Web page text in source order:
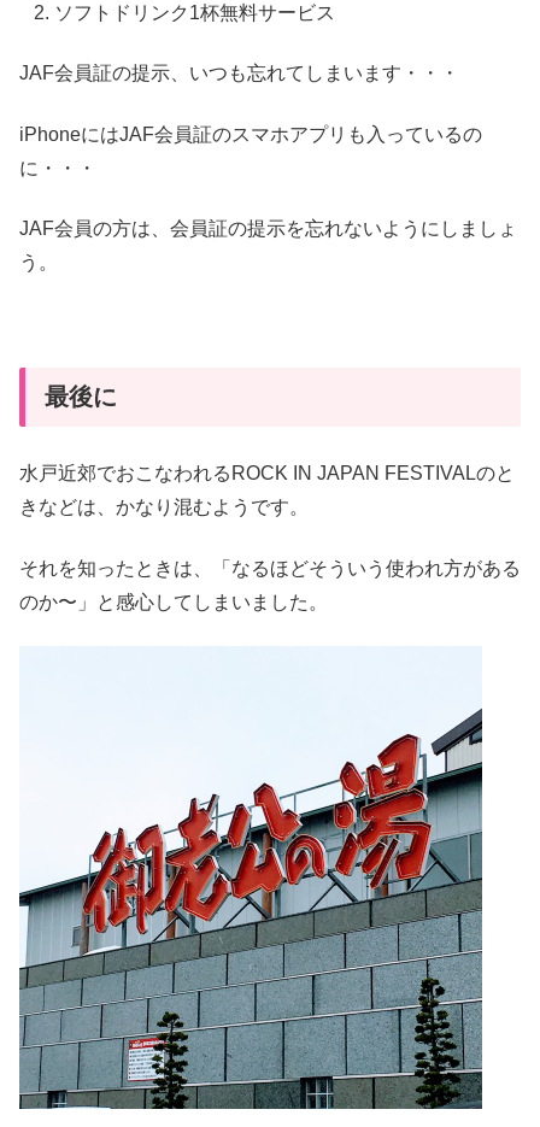
ソフトドリンク1杯無料サービス
JAF会員証の提示、いつも忘れてしまいます・・・
iPhoneにはJAF会員証のスマホアプリも入っているの
に・・・
JAF会員の方は、会員証の提示を忘れないようにしましょ
う。
最後に
水戸近郊でおこなわれるROCK IN JAPAN FESTIVALのと
きなどは、かなり混むようです。
それを知ったときは、「なるほどそういう使われ方がある
のか〜」と感心してしまいました。